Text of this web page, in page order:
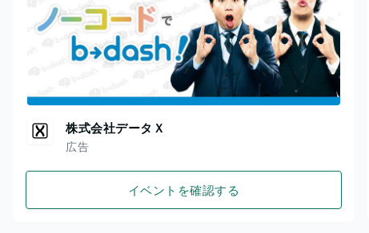
株式会社データＸ
広告
イベントを確認する